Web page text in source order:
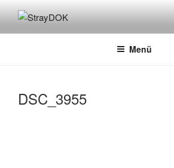
Inhalt
springenSTRAYDOK
Menü
DSC_3955